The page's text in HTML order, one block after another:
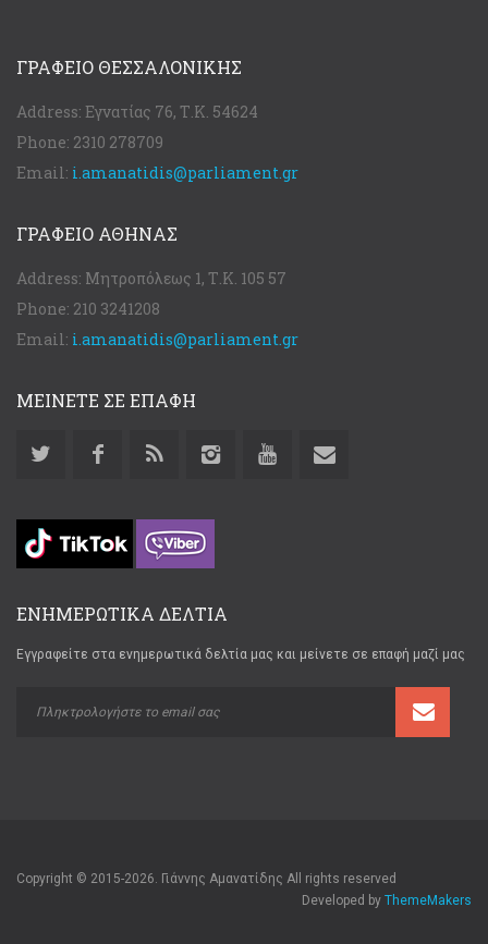
ΓΡΑΦΕΊΟ ΘΕΣΣΑΛΟΝΊΚΗΣ
Address: Εγνατίας 76, Τ.Κ. 54624
Phone: 2310 278709
Email: i.amanatidis@parliament.gr
ΓΡΑΦΕΊΟ ΑΘΉΝΑΣ
Address: Μητροπόλεως 1, Τ.Κ. 105 57
Phone: 210 3241208
Email: i.amanatidis@parliament.gr
ΜΕΙΝΕΤΕ ΣΕ ΕΠΑΦΗ
ΕΝΗΜΕΡΩΤΙΚΑ ΔΕΛΤΙΑ
Εγγραφείτε στα ενημερωτικά δελτία μας και μείνετε σε επαφή μαζί μας
Copyright © 2015-2026. Γιάννης Αμανατίδης All rights reserved
Developed by ThemeMakers